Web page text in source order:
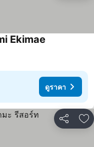
Ekimae
ดูราคา
แชร์ เ